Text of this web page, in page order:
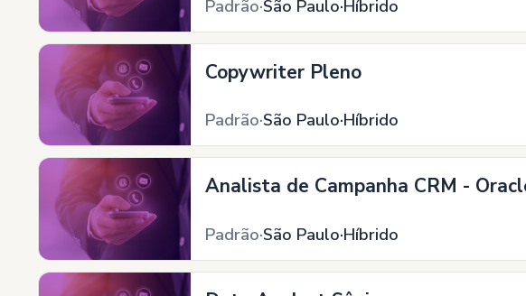
Padrão São Paulo Híbrido
Copywriter Pleno
Padrão São Paulo Híbrido
Analista de Campanha CRM -
Padrão São Paulo Híbrido